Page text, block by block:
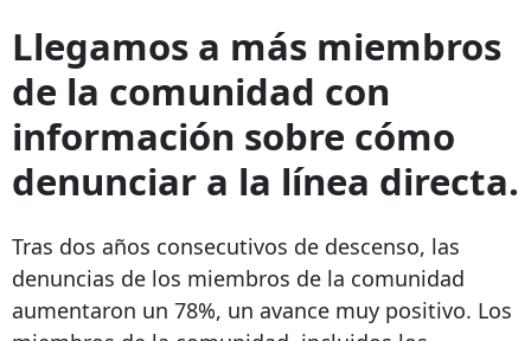
Llegamos a más miembros
de la comunidad con
información sobre cómo
denunciar a la línea directa.
Tras dos años consecutivos de descenso, las
denuncias de los miembros de la comunidad
aumentaron un 78%, un avance muy positivo. Los